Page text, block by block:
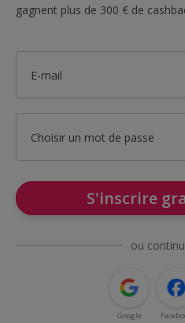
gagnent plus de 300 € de
E-mail
Choisir un mot de passe
S'inscrire
ou
Google